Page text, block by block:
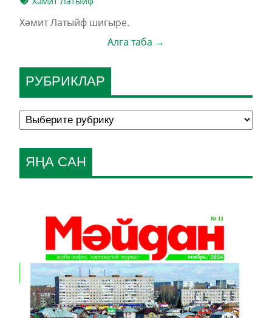
Хәмит Латыйф шигыре.
Алга таба →
РУБРИКЛАР
ЯҢА САН